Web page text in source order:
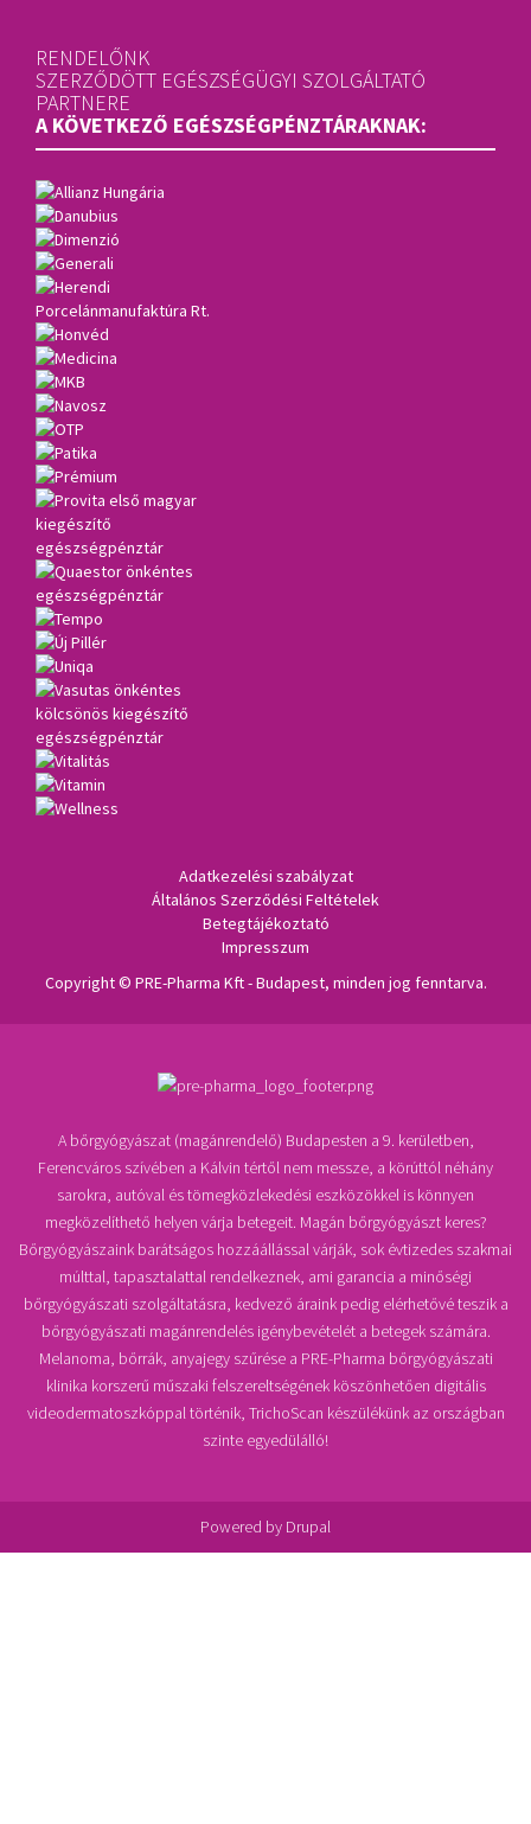
RENDELŐNK
SZERZŐDÖTT EGÉSZSÉGÜGYI SZOLGÁLTATÓ
PARTNERE
A KÖVETKEZŐ EGÉSZSÉGPÉNZTÁRAKNAK:
Adatkezelési szabályzat
Általános Szerződési Feltételek
Betegtájékoztató
Impresszum
Copyright © PRE-Pharma Kft - Budapest, minden jog fenntarva.
A bőrgyógyászat (magánrendelő) Budapesten a 9. kerületben,
Ferencváros szívében a Kálvin tértől nem messze, a körúttól néhány
sarokra, autóval és tömegközlekedési eszközökkel is könnyen
megközelíthető helyen várja betegeit. Magán bőrgyógyászt keres?
Bőrgyógyászaink barátságos hozzáállással várják, sok évtizedes szakmai
múlttal, tapasztalattal rendelkeznek, ami garancia a minőségi
bőrgyógyászati szolgáltatásra, kedvező áraink pedig elérhetővé teszik a
bőrgyógyászati magánrendelés igénybevételét a betegek számára.
Melanoma, bőrrák, anyajegy szűrése a PRE-Pharma bőrgyógyászati
klinika korszerű műszaki felszereltségének köszönhetően digitális
videodermatoszkóppal történik, TrichoScan készülékünk az országban
szinte egyedülálló!
Powered by Drupal